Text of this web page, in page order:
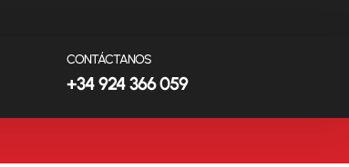
CONTÁCTANOS
+34 924 366 059